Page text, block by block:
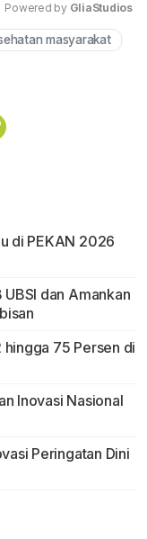
Mute
Powered by GliaStudios
masyarakat
di PEKAN 2026
dan Amankan
hingga 75 Persen di
Inovasi Nasional
Peringatan Dini